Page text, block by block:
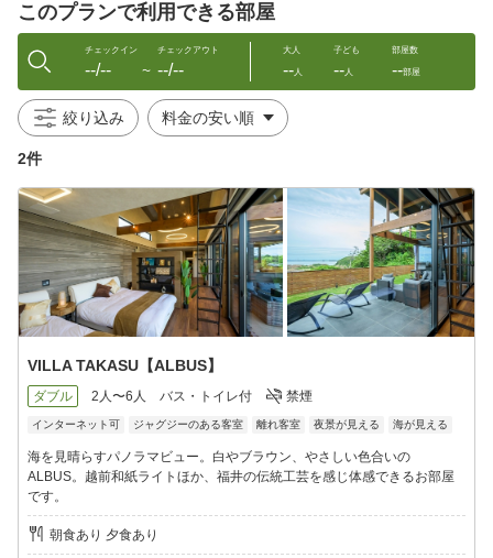
【VILLA TAKASU】
※大人のみ部屋着（フリーサイズ）がございます。お子様が必要
な場合はご持参ください。
※冷蔵庫のドリンクはフリードリンクです。
■ご夕食■※季節・仕入れによって内容が変更になる場合がござい
特選グリルBBQと寿司コース「福彩-FUKUIROコース」
本日の寿司7種/特選グリルBBQ（蟹・あわび・ほたて・若狭牛
他）
季節のお造り
■ご朝食■※季節・仕入れによって内容が変更になる場合がござい
ます
特製あわび釜めしと海鮮鍋など
＜ご注意点＞
※冬季のBBQは大変寒いです。客室内でのBBQはできません。
海風（強風）をしのぐカーテンはございますが、片側にはあり
ませんので、
気象状況によっては海風が直接当たる場合もございますのでご
※小学生で食事不要の場合は VILLA11000円/人、HANARE10000
このプランで利用できる部屋
チェックイン
--/-- 〜
チェックアウト
--/--
大人
--人
子ども
--人
部屋数
--部屋
絞り込み
2件
VILLA TAKASU【ALBUS】
ダブル 2人〜6人 バス・トイレ付 禁煙
インターネット可 ジャグジーのある客室 離れ客室 夜景が見える 海が見える
海を見晴らすパノラマビュー。白やブラウン、やさしい色合いの
ALBUS。越前和紙ライトほか、福井の伝統工芸を感じ体感できるお部屋
です。
朝食あり 夕食あり